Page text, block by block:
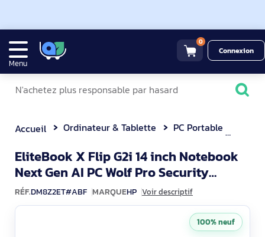
Menu
0
Connexion
Accueil Ordinateur & Tablette PC Portable
EliteBook X Flip G2i 14 inch Notebook
Next Gen AI PC Wolf Pro Security
EditionDM8Z2ET#ABF
RÉF.DM8Z2ET#ABF MARQUEHP Voir descriptif
100% neuf